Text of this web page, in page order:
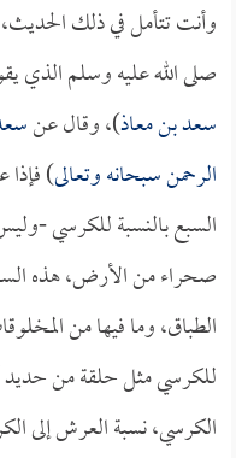
وأنت تتأمل في ذلك
صلى الله عليه وسلم الذي
سعد بن معاذ)، وقال عن
الرحمن سبحانه وتعالى)
السبع بالنسبة للكرسي -
صحراء من الأرض، هذه
الطباق، وما فيها من
للكرسي مثل حلقة من
الكرسي، نسبة العرش إلى